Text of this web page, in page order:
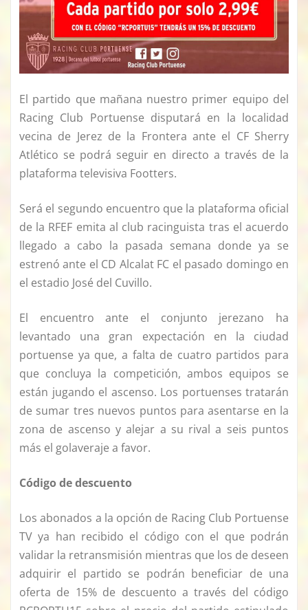
El partido que mañana nuestro primer equipo del
Racing Club Portuense disputará en la localidad
vecina de Jerez de la Frontera ante el CF Sherry
Atlético se podrá seguir en directo a través de la
plataforma televisiva Footters.
Será el segundo encuentro que la plataforma oficial
de la RFEF emita al club racinguista tras el acuerdo
llegado a cabo la pasada semana donde ya se
estrenó ante el CD Alcalat FC el pasado domingo en
el estadio José del Cuvillo.
El encuentro ante el conjunto jerezano ha
levantado una gran expectación en la ciudad
portuense ya que, a falta de cuatro partidos para
que concluya la competición, ambos equipos se
están jugando el ascenso. Los portuenses tratarán
de sumar tres nuevos puntos para asentarse en la
zona de ascenso y alejar a su rival a seis puntos
más el golaveraje a favor.
Código de descuento
Los abonados a la opción de Racing Club Portuense
TV ya han recibido el código con el que podrán
validar la retransmisión mientras que los de deseen
adquirir el partido se podrán beneficiar de una
oferta de 15% de descuento a través del código